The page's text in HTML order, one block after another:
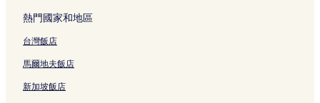
熱門國家和地區
台灣飯店
馬爾地夫飯店
新加坡飯店